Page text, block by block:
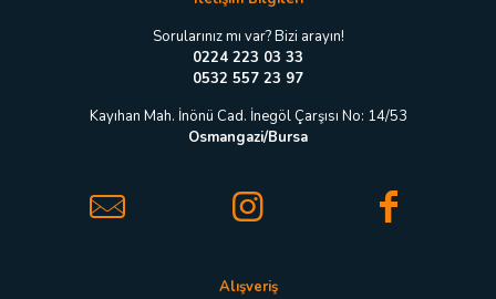
Sorularınız mı var? Bizi arayın!
0224 223 03 33
0532 557 23 97
Kayıhan Mah. İnönü Cad. İnegöl Çarşısı No: 14/53
Osmangazi/Bursa
Alışveriş